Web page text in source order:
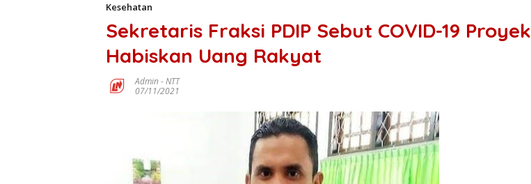
Kesehatan
Sekretaris Fraksi PDIP Sebut COVID-19 Proyek
Habiskan Uang Rakyat
Admin-NTT
07/11/2021